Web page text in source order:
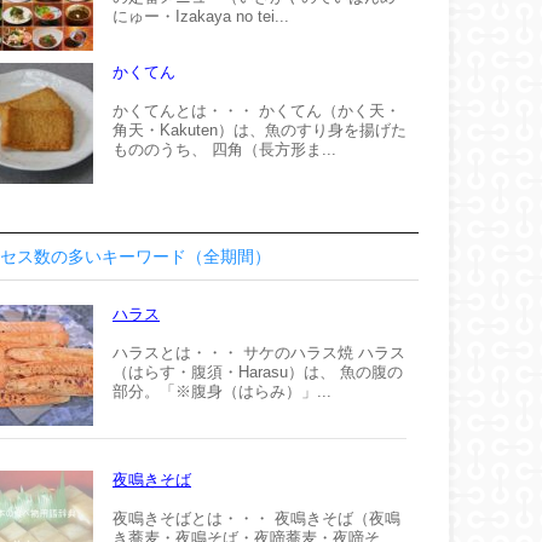
にゅー・Izakaya no tei...
かくてん
かくてんとは・・・ かくてん（かく天・
角天・Kakuten）は、魚のすり身を揚げた
もののうち、 四角（長方形ま...
ス数の多いキーワード（全期間）
ハラス
ハラスとは・・・ サケのハラス焼 ハラス
（はらす・腹須・Harasu）は、 魚の腹の
部分。「※腹身（はらみ）」...
夜鳴きそば
夜鳴きそばとは・・・ 夜鳴きそば（夜鳴
き蕎麦・夜鳴そば・夜啼蕎麦・夜啼そ